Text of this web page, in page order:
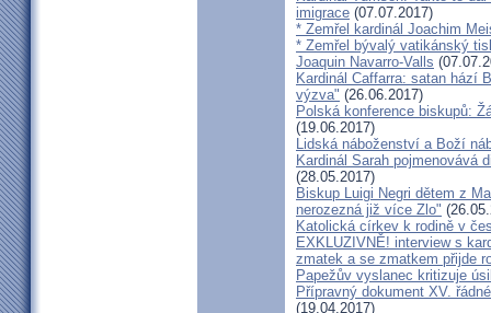
imigrace (07.07.2017)
* Zemřel kardinál Joachim
* Zemřel bývalý vatikánský
Joaquin Navarro-Valls
Kardinál Caffarra: satan hází
výzva" (26.06.2017)
Polská konference biskupů:
(19.06.2017)
Lidská náboženství a Boží
Kardinál Sarah pojmenovává
(28.05.2017)
Biskup Luigi Negri dětem z
nerozezná již více Zlo"
Katolická církev k rodině v
EXKLUZIVNĚ! interview s
zmatek a se zmatkem přijde
Papežův vyslanec kritizuje
Přípravný dokument XV.
(19.04.2017)